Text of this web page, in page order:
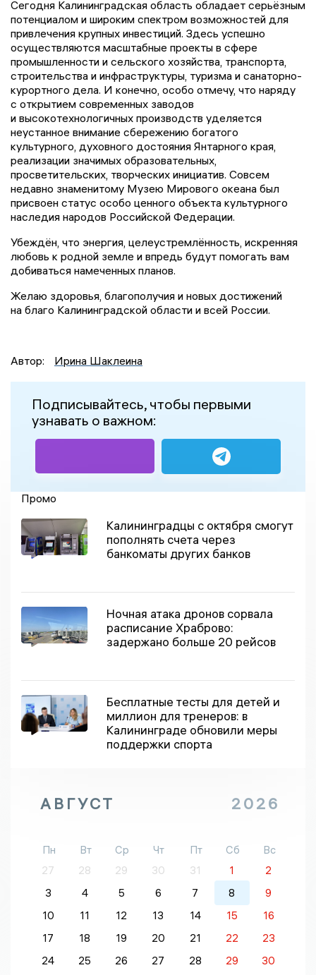
Сегодня Калининградская область обладает серьёзным
потенциалом и широким спектром возможностей для
привлечения крупных инвестиций. Здесь успешно
осуществляются масштабные проекты в сфере
промышленности и сельского хозяйства, транспорта,
строительства и инфраструктуры, туризма и санаторно-
курортного дела. И конечно, особо отмечу, что наряду
с открытием современных заводов
и высокотехнологичных производств уделяется
неустанное внимание сбережению богатого
культурного, духовного достояния Янтарного края,
реализации значимых образовательных,
просветительских, творческих инициатив. Совсем
недавно знаменитому Музею Мирового океана был
присвоен статус особо ценного объекта культурного
наследия народов Российской Федерации.
Убеждён, что энергия, целеустремлённость, искренняя
любовь к родной земле и впредь будут помогать вам
добиваться намеченных планов.
Желаю здоровья, благополучия и новых достижений
на благо Калининградской области и всей России.
Автор: Ирина Шаклеина
Подписывайтесь, чтобы первыми
узнавать о важном:
Промо
Калининградцы с октября смогут
пополнять счета через
банкоматы других банков
Ночная атака дронов сорвала
расписание Храброво:
задержано больше 20 рейсов
Бесплатные тесты для детей и
миллион для тренеров: в
Калининграде обновили меры
поддержки спорта
АВГУСТ 2026
Пн Вт Ср Чт Пт Сб
Вс
27
28 29 30 31 1
2
3
4 5 6 7 8
9
10
11 12 13 14 15
16
17
18 19 20 21 22
23
24
25 26 27 28 29
30